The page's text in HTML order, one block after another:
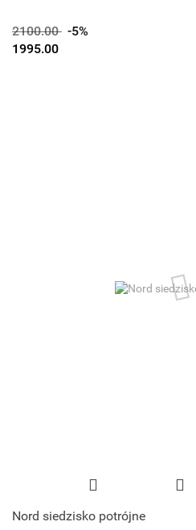
2100.00 -5%
1995.00
Nord siedzisko potrójne